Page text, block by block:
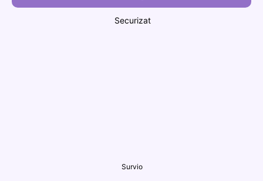
Securizat
Survio